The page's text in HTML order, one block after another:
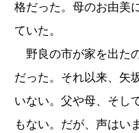
格だった。母のお由美
ていた。
野良の市が家を出た
だった。それ以来、矢
いない。父や母、そし
もない。だが、声はい